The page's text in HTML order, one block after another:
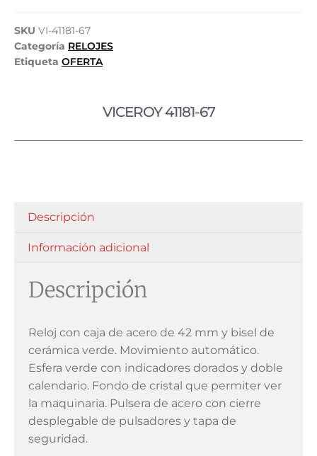
SKU VI-41181-67
Categoría RELOJES
Etiqueta OFERTA
VICEROY 41181-67
Descripción
Información adicional
Descripción
Reloj con caja de acero de 42 mm y bisel de
cerámica verde. Movimiento automático.
Esfera verde con indicadores dorados y doble
calendario. Fondo de cristal que permiter ver
la maquinaria. Pulsera de acero con cierre
desplegable de pulsadores y tapa de
seguridad.